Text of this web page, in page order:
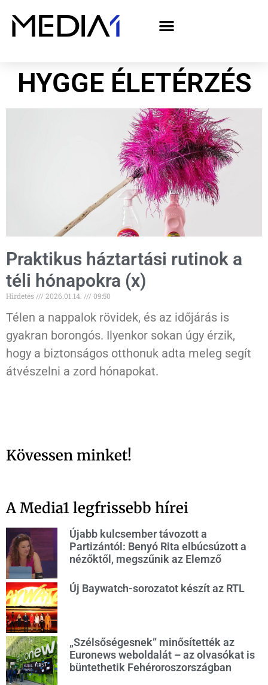
HYGGE ÉLETÉRZÉS
Praktikus háztartási rutinok a
téli hónapokra (x)
Hirdetés 2026.01.14. 09:50
Télen a nappalok rövidek, és az időjárás is
gyakran borongós. Ilyenkor sokan úgy érzik,
hogy a biztonságos otthonuk adta meleg segít
átvészelni a zord hónapokat.
Kövessen minket!
A Media1 legfrissebb hírei
Újabb kulcsember távozott a
Partizántól: Benyó Rita elbúcsúzott a
nézőktől, megszűnik az Elemző
Új Baywatch-sorozatot készít az RTL
„Szélsőségesnek” minősítették az
Euronews weboldalát – az olvasókat is
büntethetik Fehéroroszországban